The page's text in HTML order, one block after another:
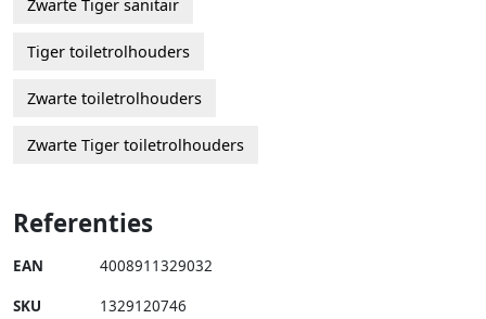
Zwarte Tiger sanitair
Tiger toiletrolhouders
Zwarte toiletrolhouders
Zwarte Tiger toiletrolhouders
Referenties
EAN 4008911329032
SKU 1329120746